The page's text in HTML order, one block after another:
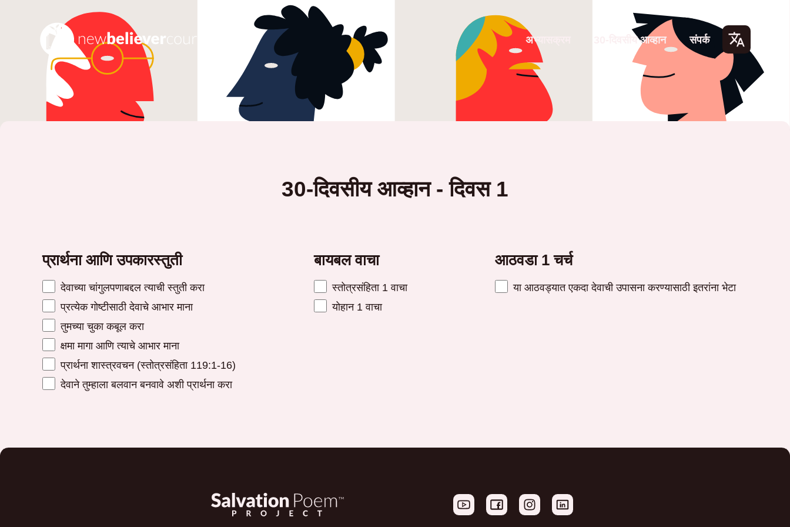
Lang
uage
अभ्यासक्रम 30-दिवसीय आव्हान संपर्क
30-दिवसीय आव्हान - दिवस 1
प्रार्थना आणि उपकारस्तुती
देवाच्या चांगुलपणाबद्दल त्याची स्तुती करा
प्रत्येक गोष्टीसाठी देवाचे आभार माना
तुमच्या चुका कबूल करा
क्षमा मागा आणि त्याचे आभार माना
प्रार्थना शास्त्रवचन (स्तोत्रसंहिता 119:1-16)
देवाने तुम्हाला बलवान बनवावे अशी प्रार्थना करा
बायबल वाचा
स्तोत्रसंहिता 1 वाचा
योहान 1 वाचा
आठवडा 1 चर्च
या आठवड्यात एकदा देवाची उपासना करण्यासाठी इतरांना भेटा